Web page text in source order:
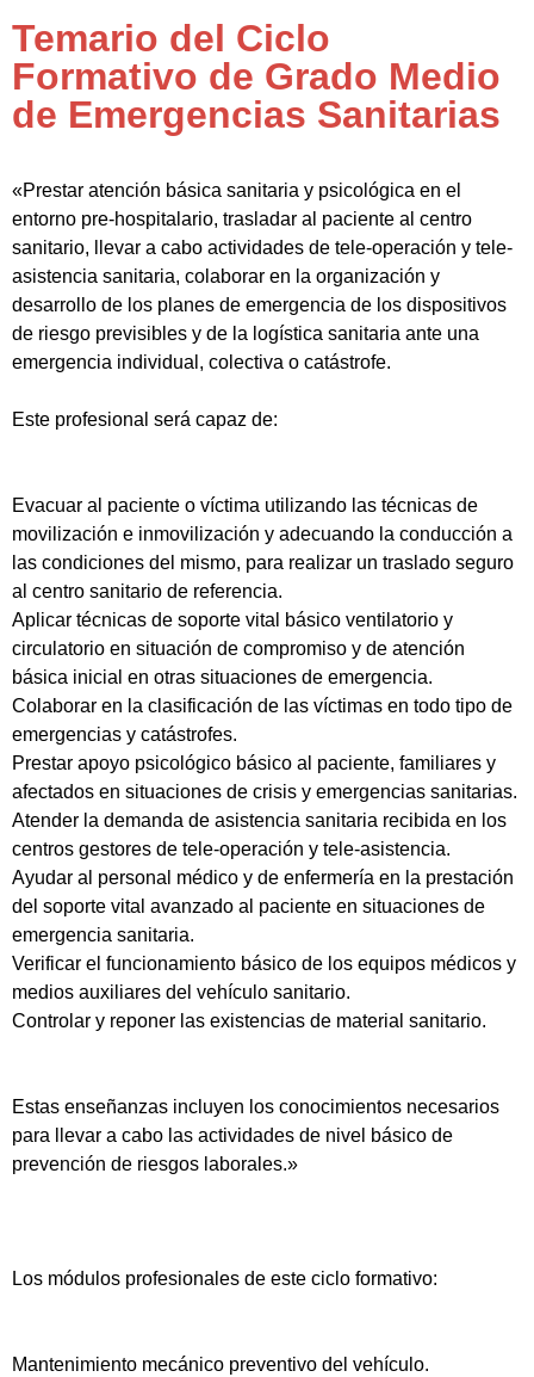
Temario del Ciclo
Formativo de Grado Medio
de Emergencias Sanitarias
«Prestar atención básica sanitaria y psicológica en el
entorno pre-hospitalario, trasladar al paciente al centro
sanitario, llevar a cabo actividades de tele-operación y tele-
asistencia sanitaria, colaborar en la organización y
desarrollo de los planes de emergencia de los dispositivos
de riesgo previsibles y de la logística sanitaria ante una
emergencia individual, colectiva o catástrofe.
Este profesional será capaz de:
Evacuar al paciente o víctima utilizando las técnicas de
movilización e inmovilización y adecuando la conducción a
las condiciones del mismo, para realizar un traslado seguro
al centro sanitario de referencia.
Aplicar técnicas de soporte vital básico ventilatorio y
circulatorio en situación de compromiso y de atención
básica inicial en otras situaciones de emergencia.
Colaborar en la clasificación de las víctimas en todo tipo de
emergencias y catástrofes.
Prestar apoyo psicológico básico al paciente, familiares y
afectados en situaciones de crisis y emergencias sanitarias.
Atender la demanda de asistencia sanitaria recibida en los
centros gestores de tele-operación y tele-asistencia.
Ayudar al personal médico y de enfermería en la prestación
del soporte vital avanzado al paciente en situaciones de
emergencia sanitaria.
Verificar el funcionamiento básico de los equipos médicos y
medios auxiliares del vehículo sanitario.
Controlar y reponer las existencias de material sanitario.
Estas enseñanzas incluyen los conocimientos necesarios
para llevar a cabo las actividades de nivel básico de
prevención de riesgos laborales.»
Los módulos profesionales de este ciclo formativo:
Mantenimiento mecánico preventivo del vehículo.